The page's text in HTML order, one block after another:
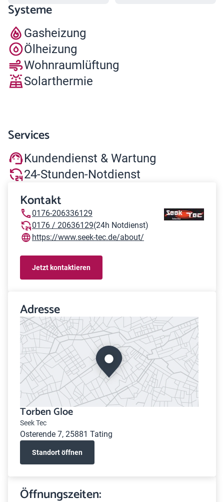
Systeme
Gasheizung
Ölheizung
Wohnraumlüftung
Solarthermie
Services
Kundendienst & Wartung
24-Stunden-Notdienst
Kontakt
0176-206336129
0176 / 20636129(24h Notdienst)
https://www.seek-tec.de/about/
Jetzt kontaktieren
Adresse
Torben Gloe
Seek Tec
Osterende 7, 25881 Tating
Standort öffnen
Öffnungszeiten: